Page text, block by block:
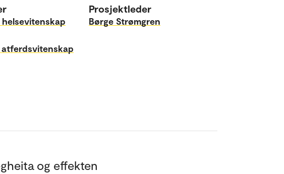
Prosjektleder
Børge Strømgren
og effekten